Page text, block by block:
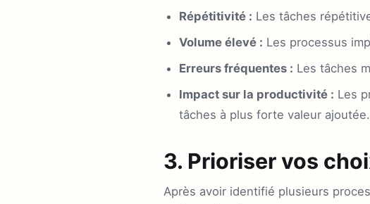
Répétitivité : Les tâches
Volume élevé : Les processus
Erreurs fréquentes : Les tâches
Impact sur la productivité : Les
tâches à plus forte valeur ajoutée.
3. Prioriser vos
Après avoir identifié plusieurs